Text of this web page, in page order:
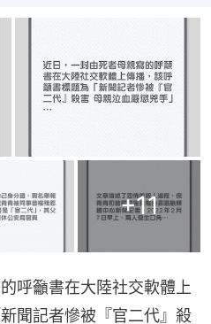
+11
呼籲書在大陸社交軟體上
聞記者慘被『官二代』殺